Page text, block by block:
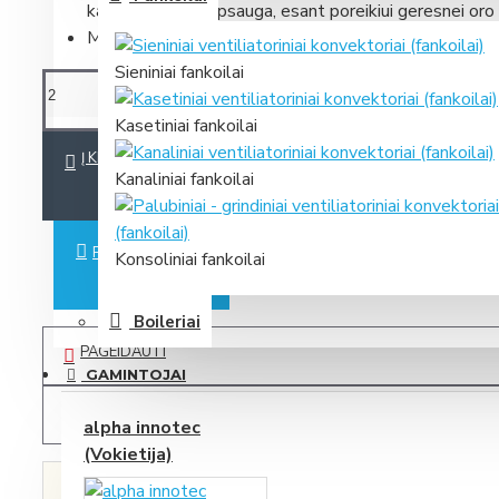
Sieniniai fankoilai
Kasetiniai fankoilai
Kanaliniai fankoilai
Konsoliniai fankoilai
Boileriai
GAMINTOJAI
alpha innotec
(Vokietija)
kaip papildoma apsauga, esant poreikiui geresnei
Minimalus užsakymo kiekis - 2 vnt.
Į KREPŠELĮ
PIRKTI IŠ KARTO
PAGEIDAUTI
RADOTE
Spauskite čia, ir mes Jums greičiausiai